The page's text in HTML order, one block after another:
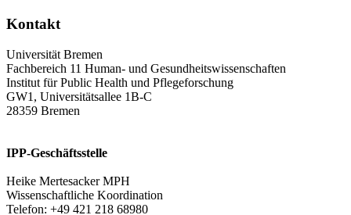
Kontakt
Universität Bremen
Fachbereich 11 Human- und Gesundheitswissenschaften
Institut für Public Health und Pflegeforschung
GW1, Universitätsallee 1B-C
28359 Bremen
IPP-Geschäftsstelle
Heike Mertesacker MPH
Wissenschaftliche Koordination
Telefon: +49 421 218 68980